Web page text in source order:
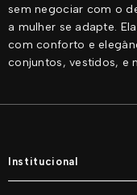
sem negociar com o
a mulher se adapte.
com conforto e
conjuntos, vestidos, e
Institucional